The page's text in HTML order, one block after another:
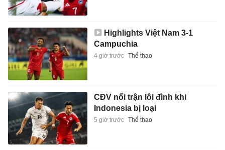
Highlights Việt Nam 3-1
Campuchia
4 giờ trước Thể thao
CĐV nổi trận lôi đình khi
Indonesia bị loại
5 giờ trước Thể thao